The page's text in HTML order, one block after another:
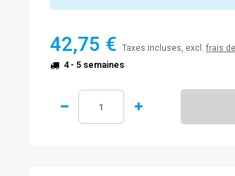
42,75 € Taxes incluses, excl. frais
4 - 5 semaines